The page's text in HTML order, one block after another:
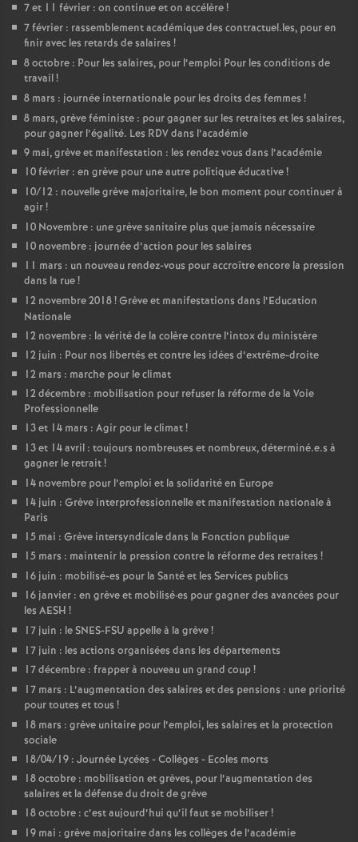
o
n
d
d
e
g
r
é
O
r
l
é
a
n
s
T
o
u
r
s
7 et 11 février : on continue et on accélère!
7 février : rassemblement académique des contractuel.les, pour en
finir avec les retards de salaires !
8 octobre : Pour les salaires, pour l’emploi Pour les conditions de
travail!
8 mars : journée internationale pour les droits des femmes !
8 mars, grève féministe : pour gagner sur les retraites et les salaires,
pour gagner l’égalité. Les RDV dans l’académie
9 mai, grève et manifestation : les rendez vous dans l’académie
10 février : en grève pour une autre politique éducative!
10/12 : nouvelle grève majoritaire, le bon moment pour continuer à
agir!
10 Novembre : une grève sanitaire plus que jamais nécessaire
10 novembre : journée d’action pour les salaires
11 mars : un nouveau rendez-vous pour accroître encore la pression
dans la rue!
12 novembre 2018! Grève et manifestations dans l’Education
Nationale
12 novembre : la vérité de la colère contre l’intox du ministère
12 juin : Pour nos libertés et contre les idées d’extrême-droite
12 mars : marche pour le climat
12 décembre : mobilisation pour refuser la réforme de la Voie
Professionnelle
13 et 14 mars : Agir pour le climat!
13 et 14 avril : toujours nombreuses et nombreux, déterminé.e.s à
gagner le retrait!
14 novembre pour l’emploi et la solidarité en Europe
14 juin : Grève interprofessionnelle et manifestation nationale à
Paris
15 mai : Grève intersyndicale dans la Fonction publique
15 mars : maintenir la pression contre la réforme des retraites !
16 juin : mobilisé-es pour la Santé et les Services publics
16 janvier : en grève et mobilisé·es pour gagner des avancées pour
les AESH !
17 juin : le SNES-FSU appelle à la grève!
17 juin : les actions organisées dans les départements
17 décembre : frapper à nouveau un grand coup!
17 mars : L’augmentation des salaires et des pensions : une priorité
pour toutes et tous !
18 mars : grève unitaire pour l’emploi, les salaires et la protection
sociale
18/04/19 : Journée Lycées - Collèges - Ecoles morts
18 octobre : mobilisation et grèves, pour l’augmentation des
salaires et la défense du droit de grève
18 octobre : c’est aujourd’hui qu’il faut se mobiliser!
19 mai : grève majoritaire dans les collèges de l’académie